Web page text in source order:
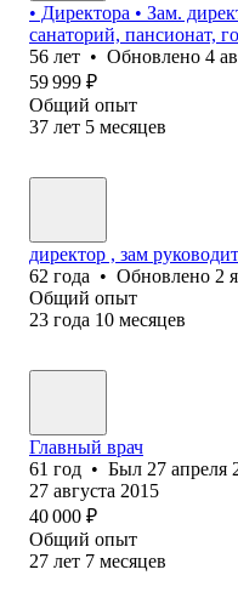
• Директора • Зам.
санаторий, пансионат,
56 лет • Обновлено 4
59 999 ₽
Общий опыт
37 лет 5 месяцев
директор , зам
62 года • Обновлено 2
Общий опыт
23 года 10 месяцев
Главный врач
61 год • Был 27 апреля
27 августа 2015
40 000 ₽
Общий опыт
27 лет 7 месяцев